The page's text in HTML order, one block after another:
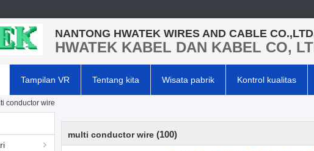
NANTONG HWATEK WIRES AND CABLE
HWATEK KABEL DAN KABEL CO,
Tampilan VR Tentang kita Wisata pabrik Kontrol kualitas
conductor wire
multi conductor wire (100)